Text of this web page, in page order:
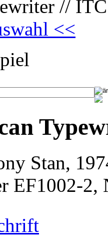
//
<<
Stan,
EF1002-2,